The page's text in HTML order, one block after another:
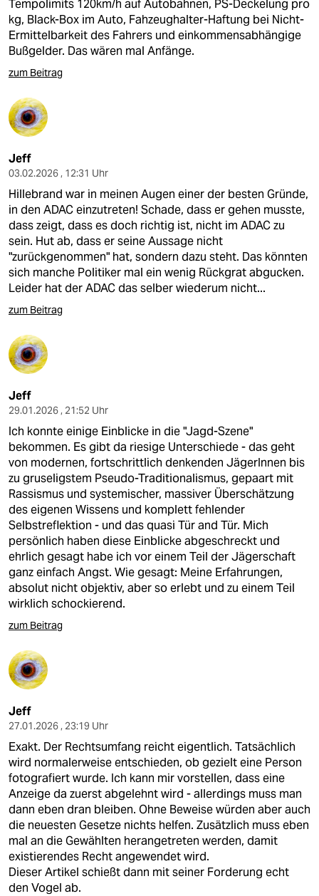
Tempolimits 120km/h auf Autobahnen, PS-Deckelung pro
kg, Black-Box im Auto, Fahzeughalter-Haftung bei Nicht-
Ermittelbarkeit des Fahrers und einkommensabhängige
Bußgelder. Das wären mal Anfänge.
zum Beitrag
Jeff
03.02.2026 , 12:31 Uhr
Hillebrand war in meinen Augen einer der besten Gründe,
in den ADAC einzutreten! Schade, dass er gehen musste,
dass zeigt, dass es doch richtig ist, nicht im ADAC zu
sein. Hut ab, dass er seine Aussage nicht
"zurückgenommen" hat, sondern dazu steht. Das könnten
sich manche Politiker mal ein wenig Rückgrat abgucken.
Leider hat der ADAC das selber wiederum nicht...
zum Beitrag
Jeff
29.01.2026 , 21:52 Uhr
Ich konnte einige Einblicke in die "Jagd-Szene"
bekommen. Es gibt da riesige Unterschiede - das geht
von modernen, fortschrittlich denkenden JägerInnen bis
zu gruseligstem Pseudo-Traditionalismus, gepaart mit
Rassismus und systemischer, massiver Überschätzung
des eigenen Wissens und komplett fehlender
Selbstreflektion - und das quasi Tür and Tür. Mich
persönlich haben diese Einblicke abgeschreckt und
ehrlich gesagt habe ich vor einem Teil der Jägerschaft
ganz einfach Angst. Wie gesagt: Meine Erfahrungen,
absolut nicht objektiv, aber so erlebt und zu einem Teil
wirklich schockierend.
zum Beitrag
Jeff
27.01.2026 , 23:19 Uhr
Exakt. Der Rechtsumfang reicht eigentlich. Tatsächlich
wird normalerweise entschieden, ob gezielt eine Person
fotografiert wurde. Ich kann mir vorstellen, dass eine
Anzeige da zuerst abgelehnt wird - allerdings muss man
dann eben dran bleiben. Ohne Beweise würden aber auch
die neuesten Gesetze nichts helfen. Zusätzlich muss eben
mal an die Gewählten herangetreten werden, damit
existierendes Recht angewendet wird.
Dieser Artikel schießt dann mit seiner Forderung echt
den Vogel ab.